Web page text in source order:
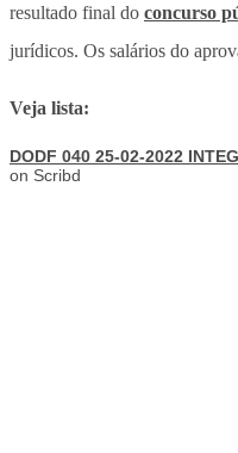
resultado final do concurso
jurídicos. Os salários do
Veja lista:
DODF 040 25-02-2022
on Scribd